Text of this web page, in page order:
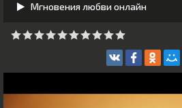
Мгновения любви онлайн